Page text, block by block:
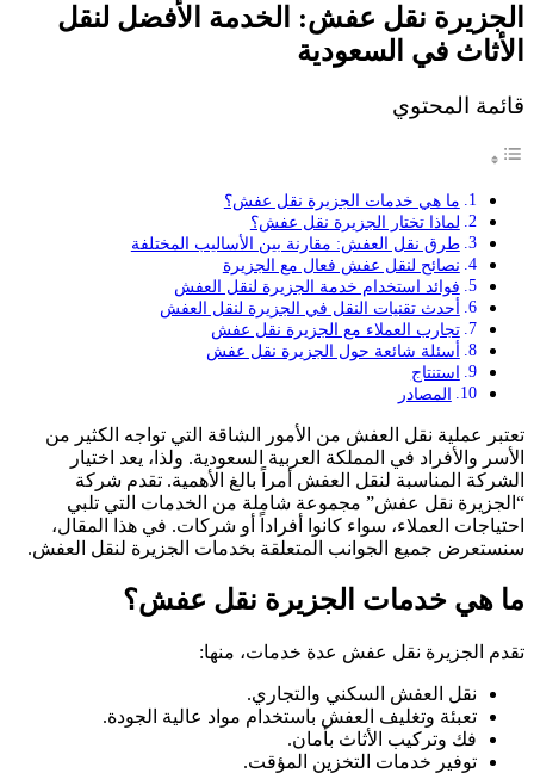
الجزيرة نقل عفش: الخدمة الأفضل لنقل
الأثاث في السعودية
قائمة المحتوي
ما هي خدمات الجزيرة نقل عفش؟
لماذا تختار الجزيرة نقل عفش؟
طرق نقل العفش: مقارنة بين الأساليب المختلفة
نصائح لنقل عفش فعال مع الجزيرة
فوائد استخدام خدمة الجزيرة لنقل العفش
أحدث تقنيات النقل في الجزيرة لنقل العفش
تجارب العملاء مع الجزيرة نقل عفش
أسئلة شائعة حول الجزيرة نقل عفش
استنتاج
المصادر
تعتبر عملية نقل العفش من الأمور الشاقة التي تواجه الكثير من
الأسر والأفراد في المملكة العربية السعودية. ولذا، يعد اختيار
الشركة المناسبة لنقل العفش أمراً بالغ الأهمية. تقدم شركة
“الجزيرة نقل عفش” مجموعة شاملة من الخدمات التي تلبي
احتياجات العملاء، سواء كانوا أفراداً أو شركات. في هذا المقال،
سنستعرض جميع الجوانب المتعلقة بخدمات الجزيرة لنقل العفش.
ما هي خدمات الجزيرة نقل عفش؟
تقدم الجزيرة نقل عفش عدة خدمات، منها:
نقل العفش السكني والتجاري.
تعبئة وتغليف العفش باستخدام مواد عالية الجودة.
فك وتركيب الأثاث بأمان.
توفير خدمات التخزين المؤقت.